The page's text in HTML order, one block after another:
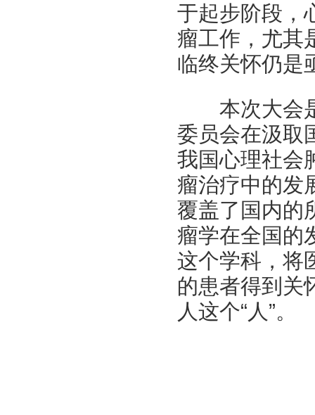
于起步阶段，
瘤工作，尤其
临终关怀仍是
本次大会是
委员会在汲取
我国心理社会
瘤治疗中的发
覆盖了国内的
瘤学在全国的
这个学科，将
的患者得到关
人这个“人”。